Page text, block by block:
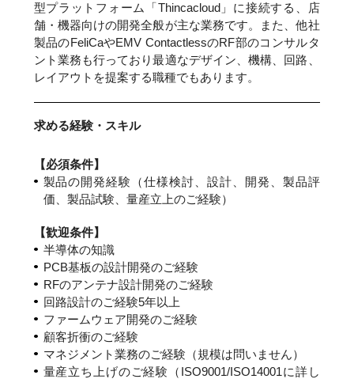
型プラットフォーム「Thincacloud」に接続する、店
舗・機器向けの開発全般が主な業務です。また、他社
製品のFeliCaやEMV ContactlessのRF部のコンサルタ
ント業務も行っており最適なデザイン、機構、回路、
レイアウトを提案する職種でもあります。
求める経験・スキル
【必須条件】
製品の開発経験（仕様検討、設計、開発、製品評
価、製品試験、量産立上のご経験）
【歓迎条件】
半導体の知識
PCB基板の設計開発のご経験
RFのアンテナ設計開発のご経験
回路設計のご経験5年以上
ファームウェア開発のご経験
顧客折衝のご経験
マネジメント業務のご経験（規模は問いません）
量産立ち上げのご経験（ISO9001/ISO14001に詳し